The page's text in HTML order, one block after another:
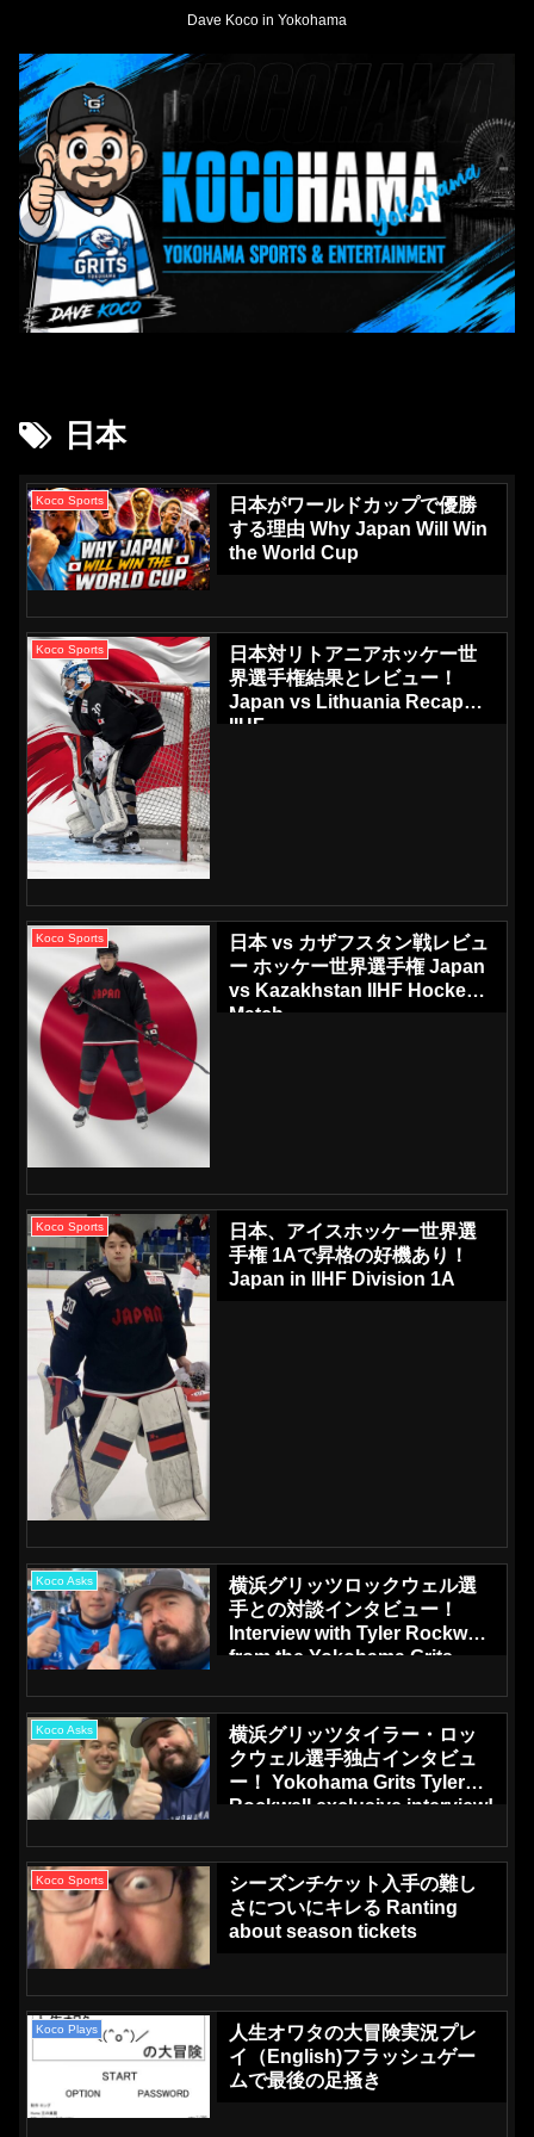
Dave Koco in Yokohama
日本
Koco Sports
日本がワールドカップで優勝
する理由 Why Japan Will Win
the World Cup
Koco Sports
日本対リトアニアホッケー世
界選手権結果とレビュー！
Japan vs Lithuania Recap
IIHF
Koco Sports
日本 vs カザフスタン戦レビュ
ー ホッケー世界選手権 Japan
vs Kazakhstan IIHF Hockey
Match
Koco Sports
日本、アイスホッケー世界選
手権 1Aで昇格の好機あり！
Japan in IIHF Division 1A
Koco Asks
横浜グリッツロックウェル選
手との対談インタビュー！
Interview with Tyler Rockwell
from the Yokohama Grits
Koco Asks
横浜グリッツタイラー・ロッ
クウェル選手独占インタビュ
ー！ Yokohama Grits Tyler
Rockwell exclusive interview!
Koco Sports
シーズンチケット入手の難し
さについにキレる Ranting
about season tickets
Koco Plays
人生オワタの大冒険実況プレ
イ（English)フラッシュゲー
ムで最後の足掻き